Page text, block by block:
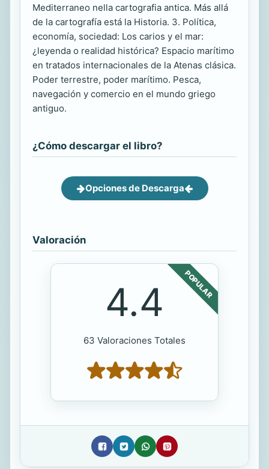
Mediterraneo nella cartografia antica. Más allá
de la cartografía está la Historia. 3. Política,
economía, sociedad: Los carios y el mar:
¿leyenda o realidad histórica? Espacio marítimo
en tratados internacionales de la Atenas clásica.
Poder terrestre, poder marítimo. Pesca,
navegación y comercio en el mundo griego
antiguo.
¿Cómo descargar el libro?
Opciones de Descarga
Valoración
POPULAR
4.4
63 Valoraciones Totales